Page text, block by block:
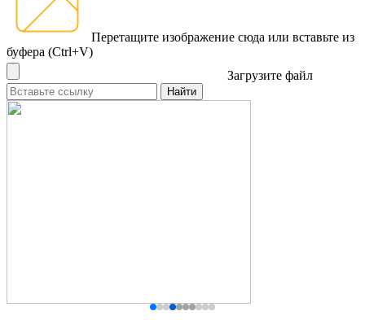
Перетащите изображение сюда или вставьте из
буфера (Ctrl+V)
Загрузите файл
Найти